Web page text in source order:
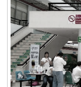
พัฒนาองค์ความรู้
ครอบคลุมตั้งแต่:ค
ปัญหา และปัจจัยเ
เบื้องต้น: ด้วยเครื่
ST-5 ทักษะการใ